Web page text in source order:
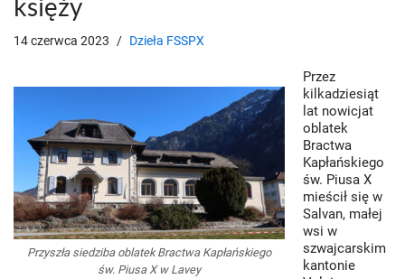
księży
14 czerwca 2023 Dzieła FSSPX
Przyszła siedziba oblatek Bractwa Kapłańskiego
św. Piusa X w Lavey
Przez
kilkadziesiąt
lat nowicjat
oblatek
Bractwa
Kapłańskiego
św. Piusa X
mieścił się w
Salvan, małej
wsi w
szwajcarskim
kantonie